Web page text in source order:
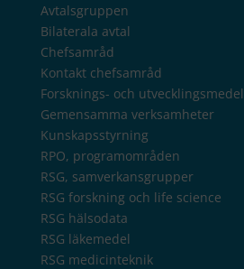
Avtalsgruppen
Bilaterala avtal
Chefsamråd
Kontakt chefsamråd
Forsknings- och utvecklingsmedel
Gemensamma verksamheter
Kunskapsstyrning
RPO, programområden
RSG, samverkansgrupper
RSG forskning och life science
RSG hälsodata
RSG läkemedel
RSG medicinteknik